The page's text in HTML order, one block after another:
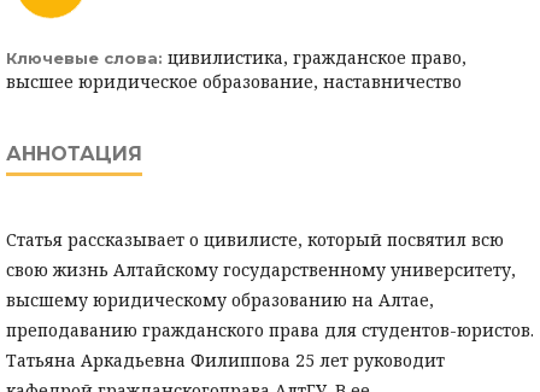
Ключевые слова: цивилистика, гражданское право,
высшее юридическое образование, наставничество
АННОТАЦИЯ
Статья рассказывает о цивилисте, который посвятил всю
свою жизнь Алтайскому государственному университету,
высшему юридическому образованию на Алтае,
преподаванию гражданского права для студентов-юристов.
Татьяна Аркадьевна Филиппова 25 лет руководит